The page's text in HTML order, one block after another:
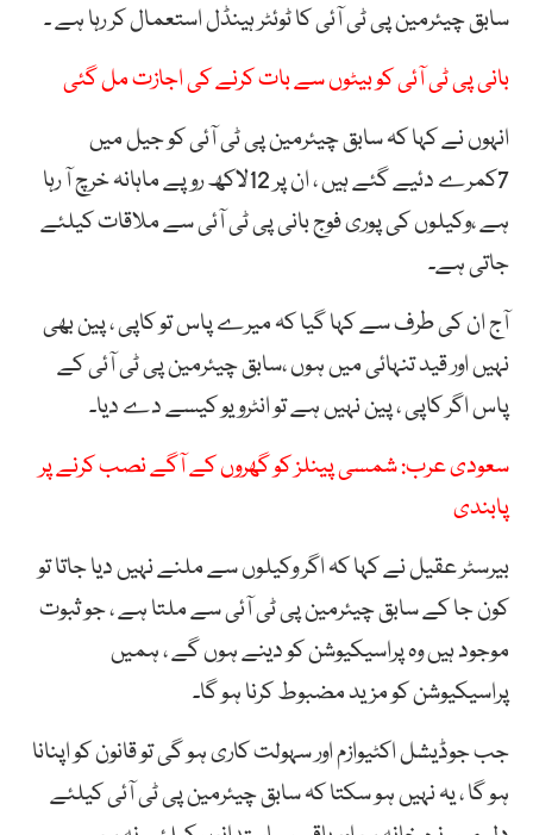
سابق چیئرمین پی ٹی آئی کا ٹوئٹر ہینڈل استعمال کر رہا ہے ۔
بانی پی ٹی آئی کو بیٹوں سے بات کرنے کی اجازت مل گئی
انہوں نے کہا کہ سابق چیئرمین پی ٹی آئی کو جیل میں
7کمرے دئیے گئے ہیں ، ان پر 12لاکھ روپے ماہانہ خرچ آ رہا
ہے ،وکیلوں کی پوری فوج بانی پی ٹی آئی سے ملاقات کیلئے
جاتی ہے۔
آج ان کی طرف سے کہا گیا کہ میرے پاس تو کاپی ، پین بھی
نہیں اور قید تنہائی میں ہوں ،سابق چیئرمین پی ٹی آئی کے
پاس اگر کاپی ، پین نہیں ہے تو انٹرویو کیسے دے دیا۔
سعودی عرب: شمسی پینلز کو گھروں کے آگے نصب کرنے پر
پابندی
بیرسٹر عقیل نے کہا کہ اگر وکیلوں سے ملنے نہیں دیا جاتا تو
کون جا کے سابق چیئرمین پی ٹی آئی سے ملتا ہے ، جو ثبوت
موجود ہیں وہ پراسیکیوشن کو دینے ہوں گے ، ہمیں
پراسیکیوشن کو مزید مضبوط کرنا ہو گا۔
جب جوڈیشل اکٹیوازم اور سہولت کاری ہو گی تو قانون کو اپنانا
ہو گا ، یہ نہیں ہو سکتا کہ سابق چیئرمین پی ٹی آئی کیلئے